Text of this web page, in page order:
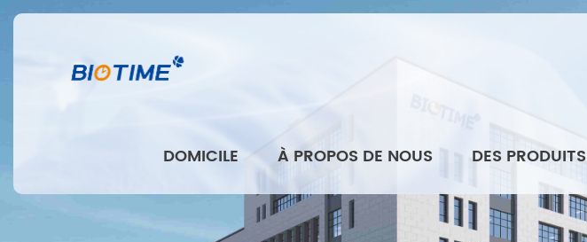
DOMICILE À PROPOS DE NOUS DES PRODUITS